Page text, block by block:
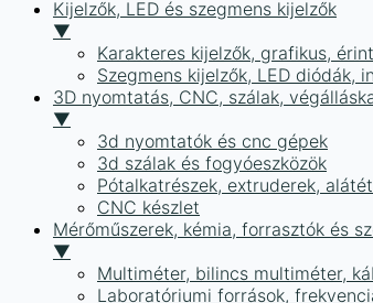
Kijelzők, LED és szegmens kijelzők
▼
Karakteres kijelzők, grafikus,
Szegmens kijelzők, LED diódák,
3D nyomtatás, CNC, szálak,
▼
3d nyomtatók és cnc gépek
3d szálak és fogyóeszközök
Pótalkatrészek, extruderek,
CNC készlet
Mérőműszerek, kémia, forrasztók és
▼
Multiméter, bilincs multiméter,
Laboratóriumi források,